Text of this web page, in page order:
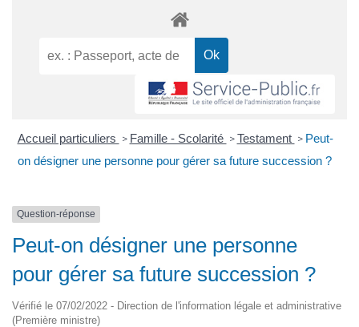
Accueil particuliers > Famille - Scolarité > Testament > Peut-
on désigner une personne pour gérer sa future succession ?
Question-réponse
Peut-on désigner une personne
pour gérer sa future succession ?
Vérifié le 07/02/2022 - Direction de l'information légale et administrative
(Première ministre)